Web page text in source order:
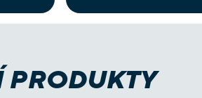
PRODUKTY